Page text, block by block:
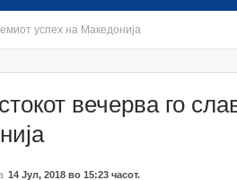
успех на Македонија
вечерва го
14 Јул, 2018 во 15:23 часот.